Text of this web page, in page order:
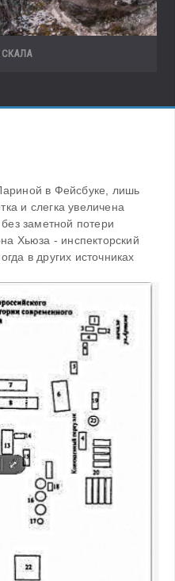
в Фейсбуке, лишь
и слегка увеличена
заметной потери
Хьюза - инспекторский
в других источниках